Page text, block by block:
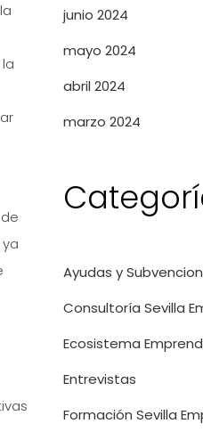
junio 2024
mayo 2024
abril 2024
marzo 2024
Ayudas y
Consultoría Sevilla
Ecosistema
Entrevistas
Formación Sevilla